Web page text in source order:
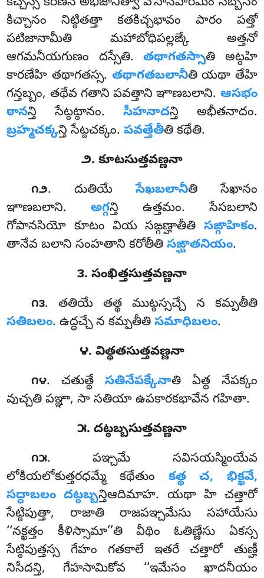
కిచ్చానం నిట్ఠితత్తా కతకిచ్చభావం పారం పత్తో
పటిజానామీతి మహాబోధిపల్లఙ్కే అత్తనో
ఆగమనీయగుణం దస్సేతి.తథాగతస్సాతి అట్ఠహి
కారణేహి తథాగతస్స. తథాగతబలానీతి యథా తేహి
గన్తబ్బం, తథేవ గతాని పవత్తాని ఞాణబలాని. ఆసభం
ఠానన్తి సేట్ఠట్ఠానం. సీహనాదన్తి అభీతనాదం.
బ్రహ్మచక్కన్తి సేట్ఠచక్కం.పవత్తేతీతి కథేతి.
౨. కూటసుత్తవణ్ణనా
౧౨. దుతియేసేఖబలానీతి సేఖానం
ఞాణబలాని.అగ్గన్తి ఉత్తమం. సేసబలాని
గోపానసియో కూటం వియ సఙ్గణ్హాతీతి సఙ్గాహికం.
తానేవ బలాని సంహతాని కరోతీతిసఙ్ఘాతనియం.
౩. సంఖిత్తసుత్తవణ్ణనా
౧౩. తతియేతత్థ ముట్ఠస్సచ్చే న కమ్పతీతి
సతిబలం. ఉద్ధచ్చే న కమ్పతీతిసమాధిబలం.
౪. విత్థతసుత్తవణ్ణనా
౧౪. చతుత్థే సతినేపక్కేనాతి ఏత్థ నేపక్కం
వుచ్చతి పఞ్ఞా, సా సతియా ఉపకారకభావేన గహితా.
౫. దట్ఠబ్బసుత్తవణ్ణనా
౧౫. పఞ్చమే సవిసయస్మింయేవ
లోకియలోకుత్తరధమ్మే కథేతుం కత్థ చ, భిక్ఖవే,
సద్ధాబలం దట్ఠబ్బన్తిఆదిమాహ. యథా హి చత్తారో
సేట్ఠిపుత్తా, రాజాతి రాజపఞ్చమేసు సహాయేసు
‘‘నక్ఖత్తం కీళిస్సామా’’తి వీథిం ఓతిణ్ణేసు ఏకస్స
సేట్ఠిపుత్తస్స గేహం గతకాలే ఇతరే చత్తారో తుణ్హీ
నిసీదన్తి, గేహసామికోవ ‘‘ఇమేసం ఖాదనీయం